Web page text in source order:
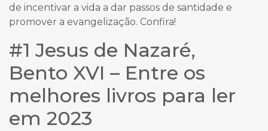
de incentivar a vida a dar passos de santidade e
promover a evangelização. Confira!
#1 Jesus de Nazaré,
Bento XVI – Entre os
melhores livros para ler
em 2023